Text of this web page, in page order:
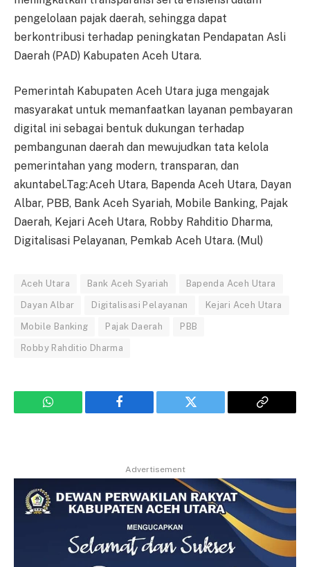
pengelolaan pajak daerah, sehingga dapat
berkontribusi terhadap peningkatan Pendapatan Asli
Daerah (PAD) Kabupaten Aceh Utara.
Pemerintah Kabupaten Aceh Utara juga mengajak
masyarakat untuk memanfaatkan layanan pembayaran
digital ini sebagai bentuk dukungan terhadap
pembangunan daerah dan mewujudkan tata kelola
pemerintahan yang modern, transparan, dan
akuntabel.Tag:Aceh Utara, Bapenda Aceh Utara, Dayan
Albar, PBB, Bank Aceh Syariah, Mobile Banking, Pajak
Daerah, Kejari Aceh Utara, Robby Rahditio Dharma,
Digitalisasi Pelayanan, Pemkab Aceh Utara. (Mul)
Aceh Utara Bank Aceh Syariah Bapenda Aceh Utara
Dayan Albar Digitalisasi Pelayanan Kejari Aceh Utara
Mobile Banking Pajak Daerah PBB
Robby Rahditio Dharma
WhatsApp Facebook Twitter
Copy
Advertisement